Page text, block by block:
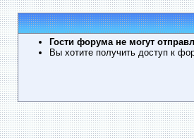
Гости форума не могут
Вы хотите получить доступ к